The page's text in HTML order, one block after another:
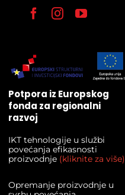
Potpora iz Europskog
fonda za regionalni
razvoj
IKT tehnologije u službi
povećanja efikasnosti
proizvodnje (kliknite za više)
Opremanje proizvodnje u